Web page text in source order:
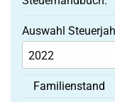
Auswahl
Familienstand